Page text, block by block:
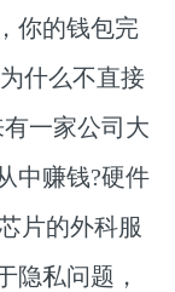
你的钱包完
什么不直接
一家公司大
中赚钱?硬件
片的外科服
隐私问题，